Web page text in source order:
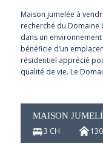
Maison jumelée à
recherché du Domaine
dans un
bénéficie d’un
résidentiel apprécié
qualité de vie. Le
MAISON
3 CH